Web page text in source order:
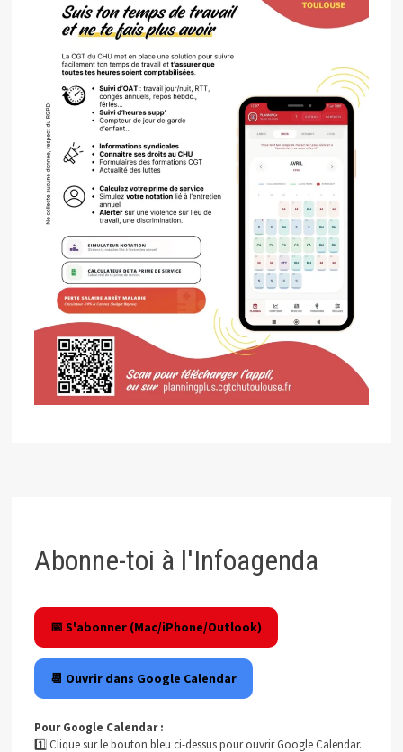
Abonne-toi à l'Infoagenda
📅 S'abonner (Mac/iPhone/Outlook)
📆 Ouvrir dans Google Calendar
Pour Google Calendar :
1️⃣ Clique sur le bouton bleu ci-dessus pour ouvrir Google Calendar.